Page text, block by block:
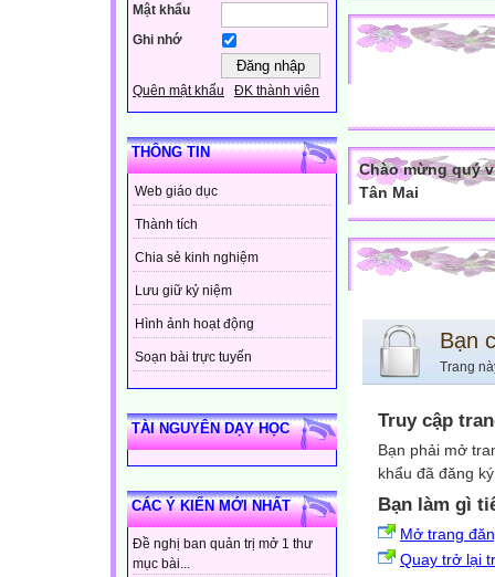
Mật khẩu
Ghi nhớ
Quên mật khẩu ĐK thành viên
THÔNG TIN
Web giáo dục
Thành tích
Chia sẻ kinh nghiệm
Lưu giữ kỷ niệm
Hình ảnh hoạt động
Soạn bài trực tuyến
TÀI NGUYÊN DẠY HỌC
CÁC Ý KIẾN MỚI NHẤT
Đề nghị ban quản trị mở 1 thư
mục bài...
Chào mừng quý
Tân Mai
Bạn
Trang
Truy cập
Bạn phải mở
khẩu đã đăng
Bạn làm gì
Mở trang
Quay trở lại